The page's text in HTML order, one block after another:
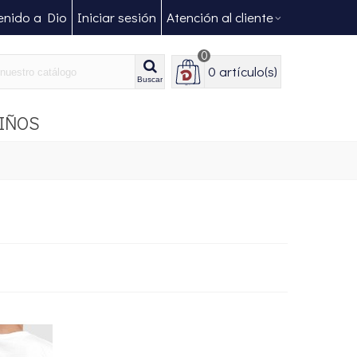
a Dio Iniciar sesión Atención al cliente
Buscar
Bolsa
0
0 artículo(s)